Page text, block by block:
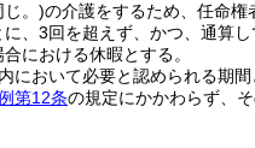
じ。)の介護をするため、任命
、3回を超えず、かつ、通算
における休暇とする。
において必要と認められる期間
第12条の規定にかかわらず、